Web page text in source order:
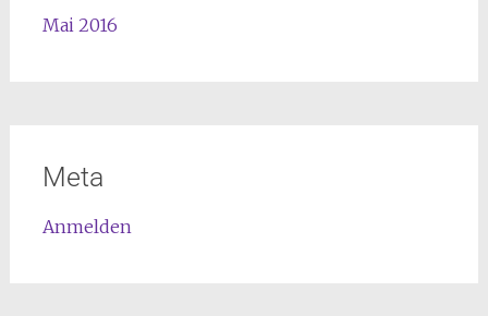
Mai 2016
Meta
Anmelden